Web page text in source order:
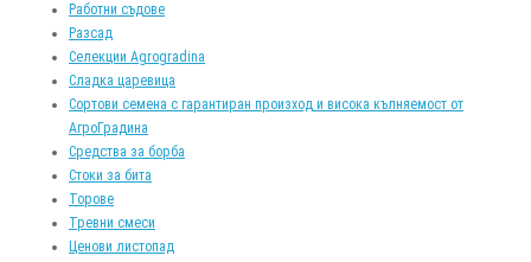
Работни съдове
Разсад
Селекции Agrogradina
Сладка царевица
Сортови семена с гарантиран произход и висока кълняемост от
АгроГрадина
Средства за борба
Стоки за бита
Торове
Тревни смеси
Ценови листопад